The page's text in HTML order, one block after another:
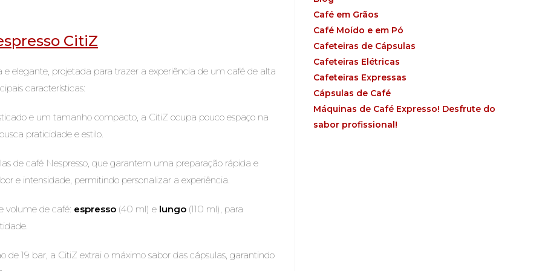
CitiZ
elegante, projetada para trazer a experiência de um café de alta
características:
e um tamanho compacto, a CitiZ ocupa pouco espaço na
praticidade e estilo.
de café Nespresso, que garantem uma preparação rápida e
e intensidade, permitindo personalizar a experiência.
volume de café: espresso (40 ml) e lungo (110 ml), para
de 19 bar, a CitiZ extrai o máximo sabor das cápsulas, garantindo
Café em Grãos
Café Moído e em Pó
Cafeteiras de Cápsulas
Cafeteiras Elétricas
Cafeteiras Expressas
Cápsulas de Café
Máquinas de Café Expresso! Desfrute do
sabor profissional!